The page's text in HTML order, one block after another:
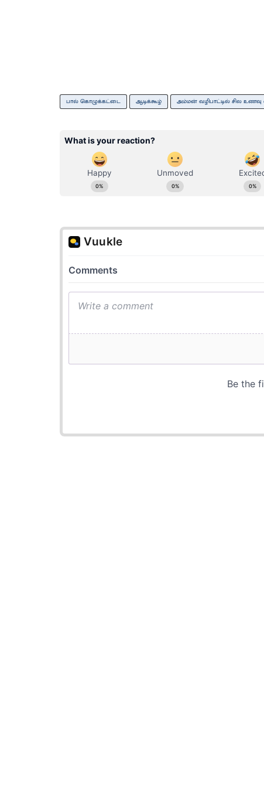
பால் கொழுக்கட்டை ஆடிக்கூழ் அம்மன் வழிபாட்டில் சில